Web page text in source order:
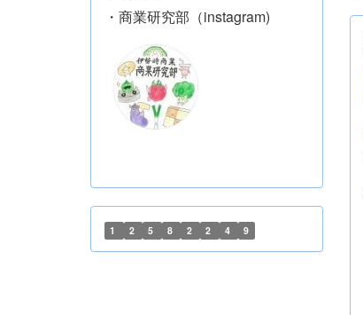
・商業研究部（instagram)
1 2 5 8 2 2 4 9